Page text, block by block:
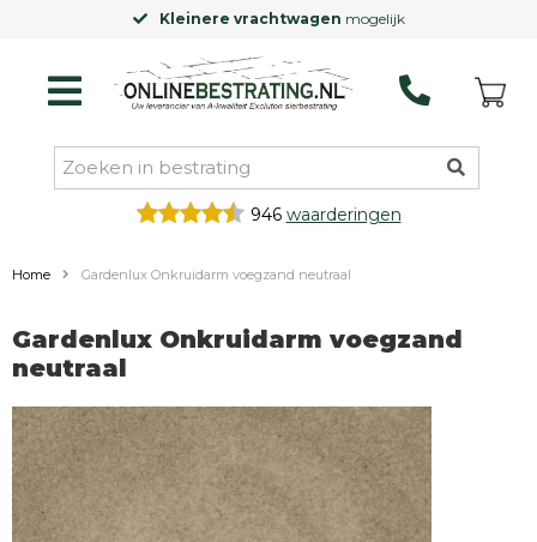
Kleinere vrachtwagen mogelijk
946 waarderingen
Home Gardenlux Onkruidarm voegzand neutraal
Gardenlux Onkruidarm voegzand
neutraal